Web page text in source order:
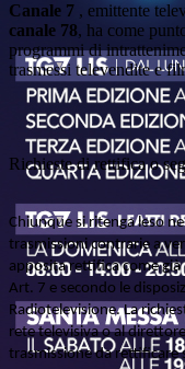
Canale 7 , emittente
canale 78, ha come
programmi di
trasmessi televendite e
Richieste di rettifica o
Chiunque si ritenga leso
trasmissioni contrarie a
apposita rettifica come
Art. 7 e secondo le
Radiotelevisione. La
rete televisiva o al
trasmissione da rettificare